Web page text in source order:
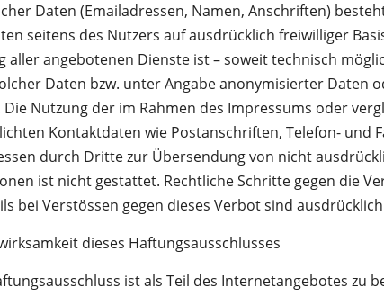
Daten (Emailadressen, Namen, Anschriften)
seitens des Nutzers auf ausdrücklich freiwilliger
aller angebotenen Dienste ist – soweit technisch
Daten bzw. unter Angabe anonymisierter Daten
Nutzung der im Rahmen des Impressums oder
Kontaktdaten wie Postanschriften, Telefon- und
durch Dritte zur Übersendung von nicht
ist nicht gestattet. Rechtliche Schritte gegen die
bei Verstössen gegen dieses Verbot sind
dieses Haftungsausschlusses
ist als Teil des Internetangebotes zu